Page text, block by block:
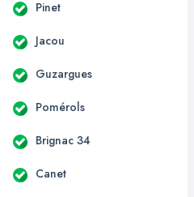
Pinet
Jacou
Guzargues
Pomérols
Brignac 34
Canet